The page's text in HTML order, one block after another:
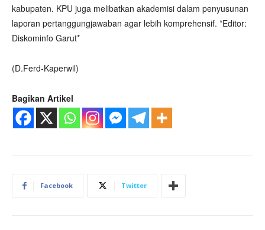
kabupaten. KPU juga melibatkan akademisi dalam penyusunan
laporan pertanggungjawaban agar lebih komprehensif. *Editor:
Diskominfo Garut*
(D.Ferd-Kaperwil)
Bagikan Artikel
Facebook Twitter